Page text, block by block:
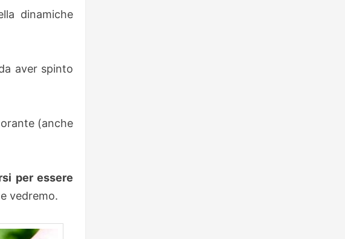
dinamiche
aver spinto
(anche
per essere
vedremo.